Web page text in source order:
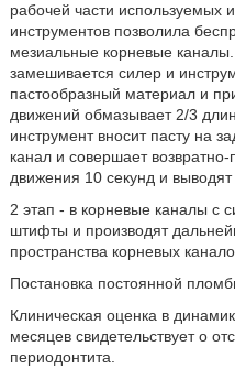
рабочей части используемых
инструментов позволила
мезиальные корневые
замешивается силер и
пастообразный материал и
движений обмазывает 2/3
инструмент вносит пасту на
канал и совершает
движения 10 секунд и
2 этап - в корневые каналы с
штифты и производят
пространства корневых
Постановка постоянной
Клиническая оценка в
месяцев свидетельствует о
периодонтита.